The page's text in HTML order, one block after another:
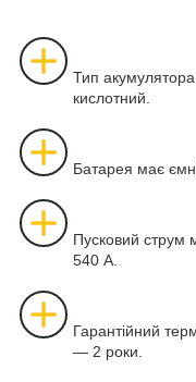
Тип
кислотний.
Батарея має
Пусковий струм
540 А.
Гарантійний
— 2 роки.